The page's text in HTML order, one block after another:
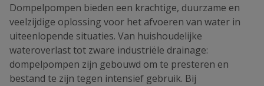
Dompelpompen bieden een krachtige, duurzame en
veelzijdige oplossing voor het afvoeren van water in
uiteenlopende situaties. Van huishoudelijke
wateroverlast tot zware industriële drainage:
dompelpompen zijn gebouwd om te presteren en
bestand te zijn tegen intensief gebruik. Bij